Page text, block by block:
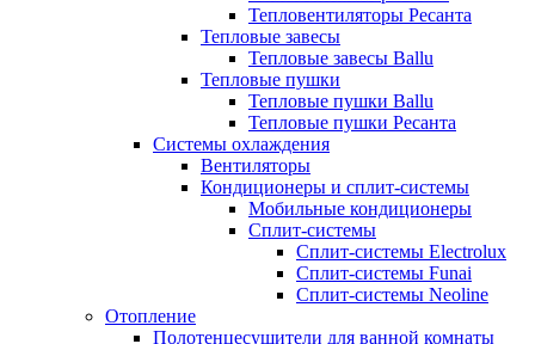
Тепловентиляторы Ресанта
Тепловые завесы
Тепловые завесы Ballu
Тепловые пушки
Тепловые пушки Ballu
Тепловые пушки Ресанта
Системы охлаждения
Вентиляторы
Кондиционеры и сплит-системы
Мобильные кондиционеры
Сплит-системы
Сплит-системы Electrolux
Сплит-системы Funai
Сплит-системы Neoline
Отопление
Полотенцесушители для ванной комнаты